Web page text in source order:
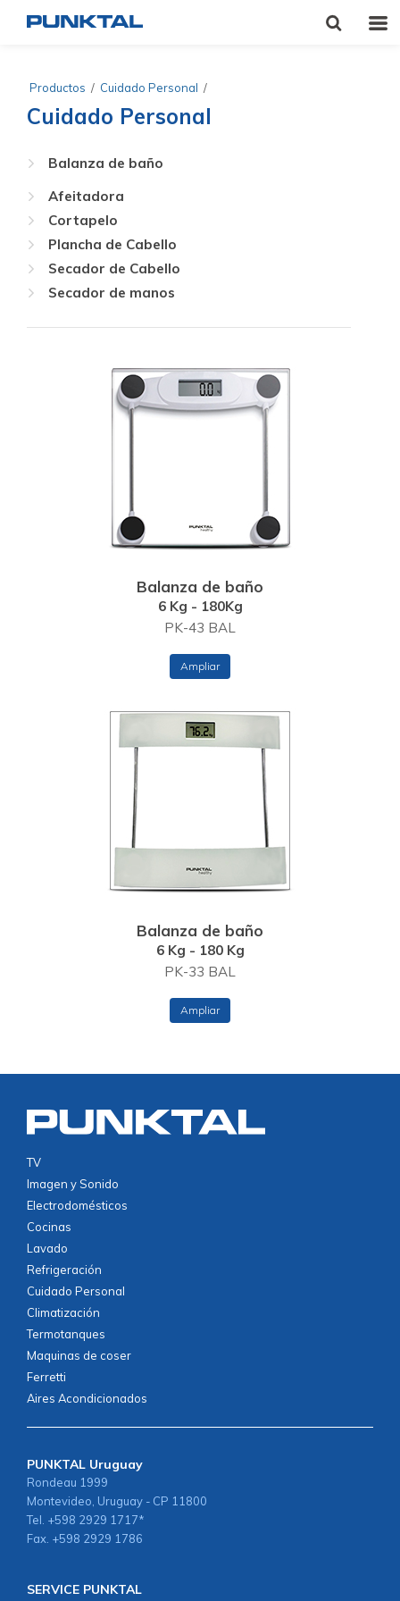
Productos / Cuidado Personal /
Cuidado Personal
Balanza de baño
Afeitadora
Cortapelo
Plancha de Cabello
Secador de Cabello
Secador de manos
Balanza de baño
6 Kg - 180Kg
PK-43 BAL
Ampliar
Balanza de baño
6 Kg - 180 Kg
PK-33 BAL
Ampliar
TV
Imagen y Sonido
Electrodomésticos
Cocinas
Lavado
Refrigeración
Cuidado Personal
Climatización
Termotanques
Maquinas de coser
Ferretti
Aires Acondicionados
PUNKTAL Uruguay
Rondeau 1999
Montevideo, Uruguay - CP 11800
Tel. +598 2929 1717*
Fax. +598 2929 1786
SERVICE PUNKTAL